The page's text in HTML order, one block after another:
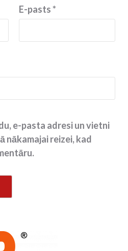
E-pasts*
e-pasta adresi un vietni
nākamajai reizei, kad